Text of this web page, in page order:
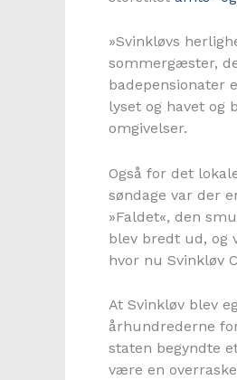
»Svinkløvs
sommergæster,
badepensionater
lyset og havet og
omgivelser.
Også for det
søndage var der
»Faldet«, den
blev bredt ud, og
hvor nu Svinkløv
At Svinkløv blev
århundrederne
staten begyndte
være en